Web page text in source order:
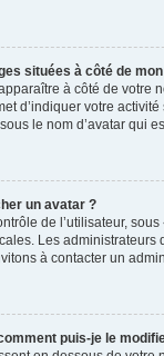
situées à côté de
à côté de votre
d’indiquer votre
le nom d’avatar qui
un avatar ?
de l’utilisateur,
Les
à contacter un
puis-je le